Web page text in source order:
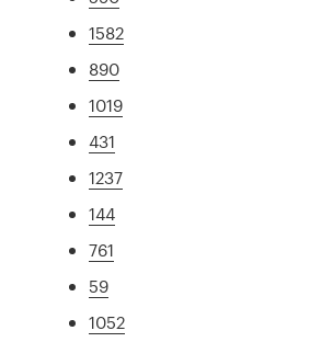
1582
890
1019
431
1237
144
761
59
1052